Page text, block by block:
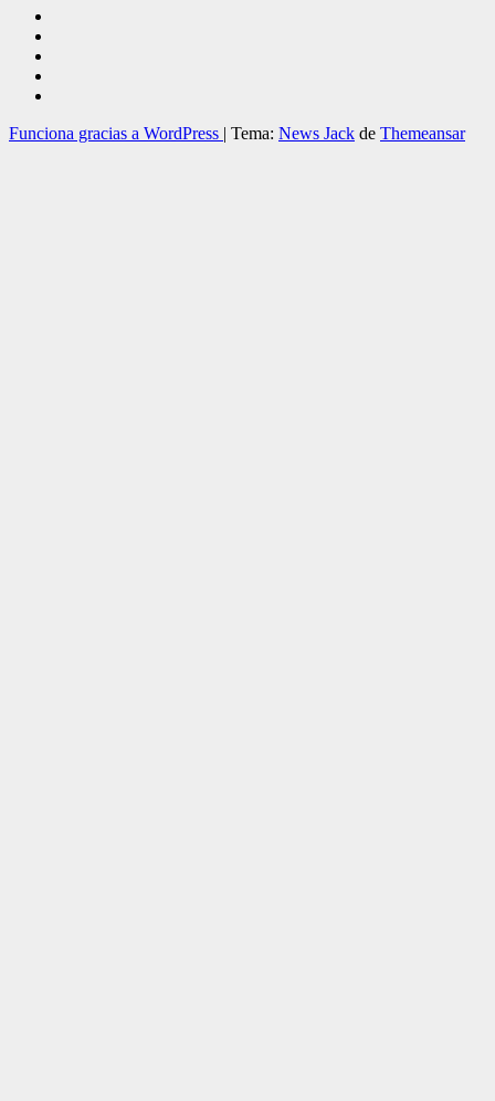
Funciona gracias a WordPress | Tema: News Jack de Themeansar